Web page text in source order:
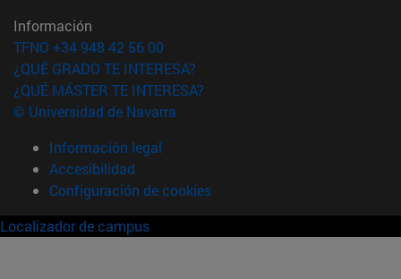
Información
TFNO +34 948 42 56 00
¿QUÉ GRADO TE INTERESA?
¿QUÉ MÁSTER TE INTERESA?
© Universidad de Navarra
Información legal
Accesibilidad
Configuración de cookies
Localizador de campus